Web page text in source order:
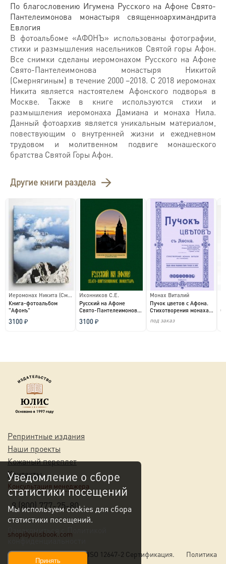
По благословению Игумена Русского на Афоне Свято-
Пантелеимонова монастыря священноархимандрита
Евлогия
В фотоальбоме «АФОНЪ» использованы фотографии,
стихи и размышления насельников Святой горы Афон.
Все снимки сделаны иеромонахом Русского на Афоне
Свято-Пантелеимонова монастыря Никитой
(Смернягиным) в течение 2000 –2018. С 2018 иеромонах
Никита является настоятелем Афонского подворья в
Москве. Также в книге используются стихи и
размышления иеромонаха Дамиана и монаха Нила.
Данный фотоархив является уникальным материалом,
повествующим о внутренней жизни и ежедневном
трудовом и молитвенном подвиге монашеского
братства Святой Горы Афон.
Другие книги раздела
Иеромонах Никита (Смернягин)
Книга-фотоальбом
"Афонъ"
3100 ₽
Иконников С.Е.
Русский на Афоне
Свято-Пантелеимонов
монастырь...
3100 ₽
Монах Виталий
Пучок цветов с Афона.
Стихотворения монаха
под заказ
Репринтные издания
Наши проекты
Кожаный переплет
Контакты
Консультация менеджера
8 (800) 777-25-80
shop@yulisbook.com
© 2026 YULISBOOK.COM. ISO 12647-2 Сертификация.
Политика
Уведомление о сборе
статистики посещений
Мы используем cookies для сбора
статистики посещений.
Ознакомиться с Политикой
конфиденциальности
Принять